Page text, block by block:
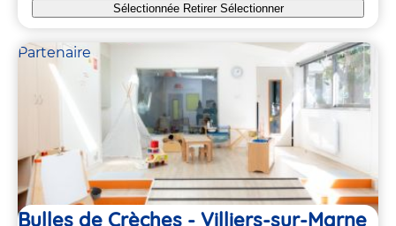
Sélectionnée Retirer Sélectionner
Partenaire
Bulles de Crèches - Villiers-sur-Marne